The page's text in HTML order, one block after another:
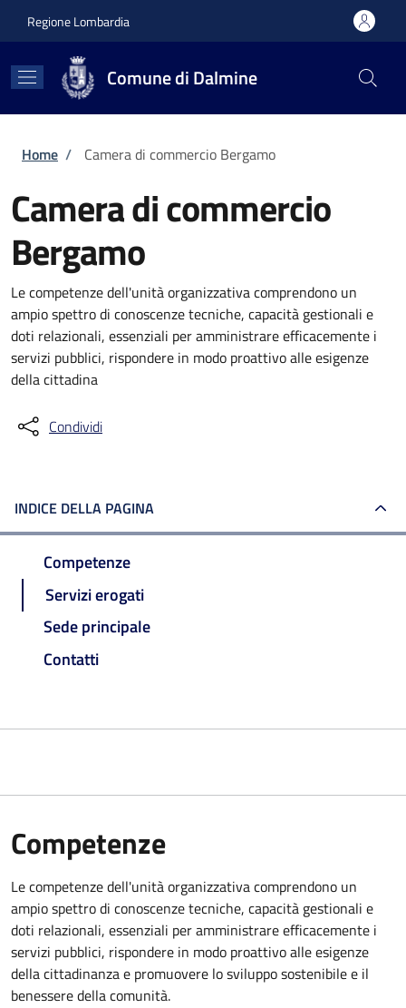
Regione Lombardia
Comune di Dalmine
Briciole di pane
Home / Camera di commercio Bergamo
Camera di commercio
Bergamo
Le competenze dell'unità organizzativa comprendono un
ampio spettro di conoscenze tecniche, capacità gestionali e
doti relazionali, essenziali per amministrare efficacemente i
servizi pubblici, rispondere in modo proattivo alle esigenze
della cittadina
Condividi
INDICE DELLA PAGINA
Competenze
Servizi erogati
Sede principale
Contatti
Competenze
Le competenze dell'unità organizzativa comprendono un
ampio spettro di conoscenze tecniche, capacità gestionali e
doti relazionali, essenziali per amministrare efficacemente i
servizi pubblici, rispondere in modo proattivo alle esigenze
della cittadinanza e promuovere lo sviluppo sostenibile e il
benessere della comunità.